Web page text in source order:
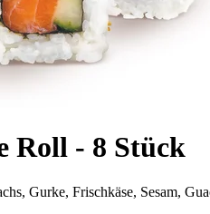
Roll - 8 Stück
Gurke, Frischkäse, Sesam,